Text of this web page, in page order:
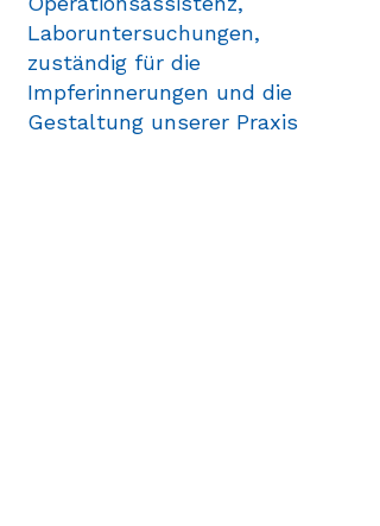
Laboruntersuchungen,
zuständig für die
Impferinnerungen und die
Gestaltung unserer Praxis